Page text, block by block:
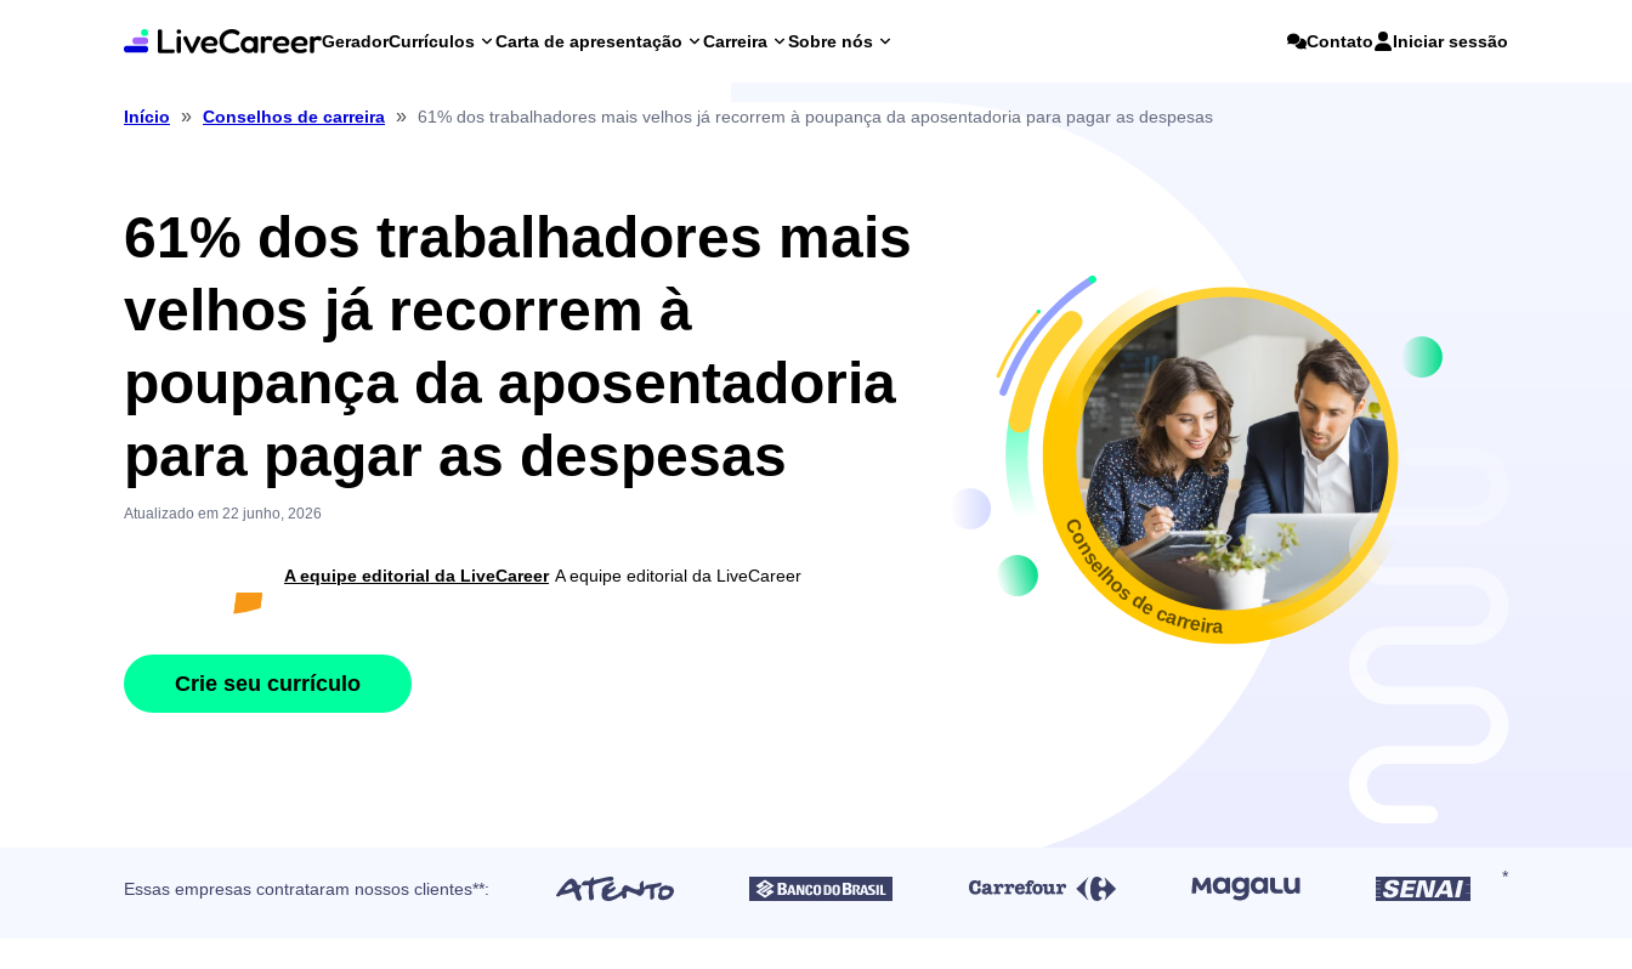
GeradorCurrículos Carta de apresentação Carreira Sobre nós Contato Iniciar sessão
Início » Conselhos de carreira » 61% dos trabalhadores mais velhos já recorrem à poupança da aposentadoria para pagar as despesas
61% dos trabalhadores mais
velhos já recorrem à
poupança da aposentadoria
para pagar as despesas
Atualizado em 22 junho, 2026
A equipe editorial da LiveCareer A equipe editorial da LiveCareer
Crie seu currículo
Conselhos de carreira
Essas empresas contrataram nossos clientes**: